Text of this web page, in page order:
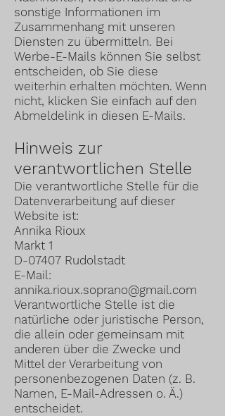
sonstige Informationen im
Zusammenhang mit unseren
Diensten zu übermitteln. Bei
Werbe-E-Mails können Sie selbst
entscheiden, ob Sie diese
weiterhin erhalten möchten. Wenn
nicht, klicken Sie einfach auf den
Abmeldelink in diesen E-Mails.
Hinweis zur
verantwortlichen Stelle
Die verantwortliche Stelle für die
Datenverarbeitung auf dieser
Website ist:
Annika Rioux
Markt 1
D-07407 Rudolstadt
E-Mail:
annika.rioux.soprano@gmail.com
Verantwortliche Stelle ist die
natürliche oder juristische Person,
die allein oder gemeinsam mit
anderen über die Zwecke und
Mittel der Verarbeitung von
personenbezogenen Daten (z. B.
Namen, E-Mail-Adressen o. Ä.)
entscheidet.